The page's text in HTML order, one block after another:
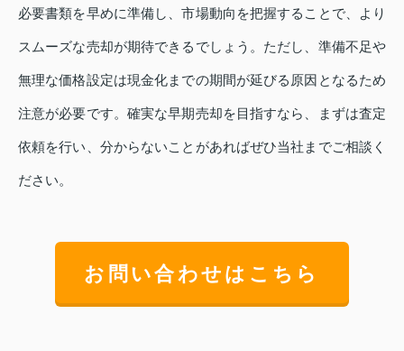
必要書類を早めに準備し、市場動向を把握することで、より
スムーズな売却が期待できるでしょう。ただし、準備不足や
無理な価格設定は現金化までの期間が延びる原因となるため
注意が必要です。確実な早期売却を目指すなら、まずは査定
依頼を行い、分からないことがあればぜひ当社までご相談く
ださい。
お問い合わせはこちら